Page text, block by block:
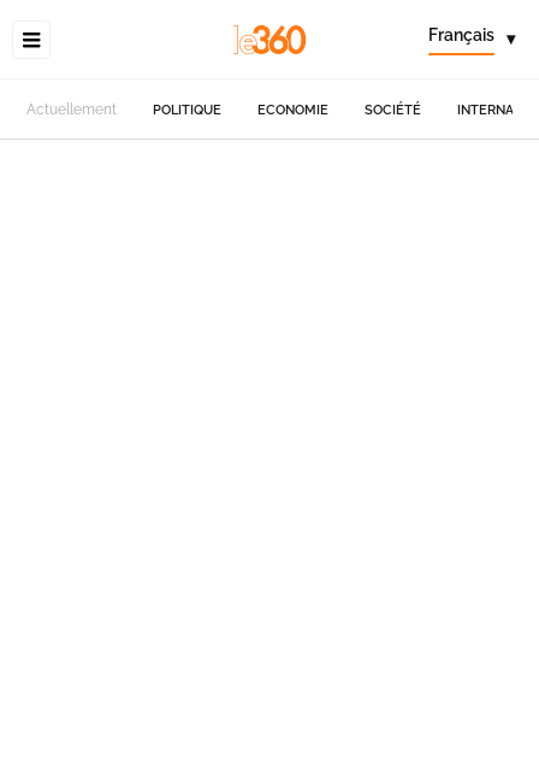
Français ▾
Actuellement POLITIQUE ECONOMIE SOCIÉTÉ